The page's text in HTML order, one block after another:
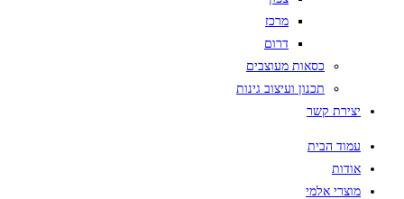
מרכז
דרום
כסאות מעוצבים
תכנון ועיצוב גינות
יצירת קשר
עמוד הבית
אודות
מוצרי אלמי